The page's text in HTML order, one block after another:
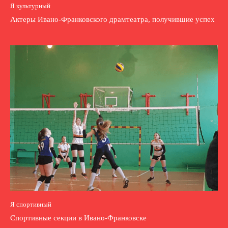
Я культурный
Актеры Ивано-Франковского драмтеатра, получившие успех
Я спортивный
Спортивные секции в Ивано-Франковске